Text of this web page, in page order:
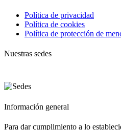
Política de privacidad
Política de cookies
Política de protección de
Nuestras sedes
Información general
Para dar cumplimiento a lo